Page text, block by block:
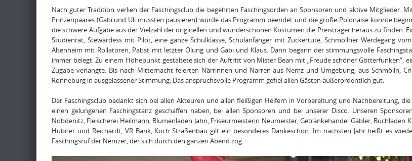
Nach guter Tradition verlieh der Faschingsclub die begehrten Faschingsorden an Sponsoren und aktive Mitglieder.
Prinzenpaares (Gabi und Uli mussten pausieren) wurde das Programm beendet und die große Polonaise konnte
die schwere Aufgabe aus der Vielzahl der originellen und wunderschönen Kostümen die Preisträger heraus zu finden.
Studienrat, Stewardess mit Pilot, eine ganze Schulklasse, Schulanfänger mit Zuckertüte, Schmöllner Werdegang
Altenheim mit Rollatoren, Pabst mit letzter Ölung und Gabi und Klaus. Dann begann der stimmungsvolle
immer belegt. Zu einem Höhepunkt gestaltete sich der Auftritt von Mister Bean mit „Freude schöner Götterfunken“,
Zugabe verlangte. Bis nach Mitternacht feierten Närrinnen und Narren aus Nemz und Umgebung, aus Schmölln,
Ronneburg in ausgelassener Stimmung. Das anspruchsvolle Programm gefiel allen Gästen außerordentlich gut.
Der Faschingsclub bedankt sich bei allen Akteuren und allen fleißigen Helfern in Vorbereitung und Nachbereitung,
einen gelungenen Faschingstanz geschaffen haben, bei allen Sponsoren und bei unserer Disco. Unseren
Nöbdenitz, Fleischerei Heilmann, Blumenladen Jahn, Friseurmeisterin Neumeister, Getränkehandel Gäbler, Buchladen
Hübner und Reichardt, VR Bank, Koch Straßenbau gilt ein besonderes Dankeschön. Im nächsten Jahr heißt es
Faschingsruf der Nemzer, der sich durch den ganzen Abend zog.